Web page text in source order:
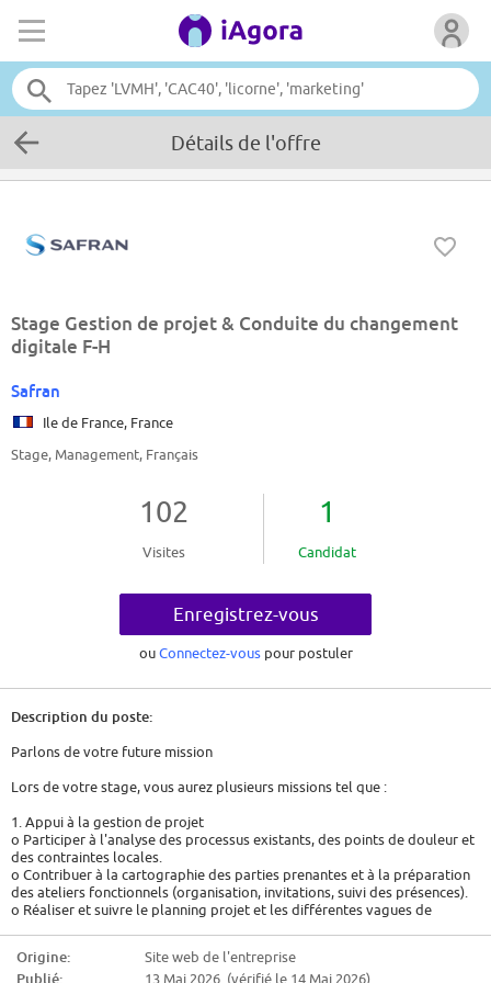
Détails de l'offre
Stage Gestion de projet & Conduite du changement
digitale F-H
Safran
Ile de France, France
Stage, Management, Français
102
Visites
1
Candidat
Enregistrez-vous
ouConnectez-vous pour postuler
Description du poste:
Parlons de votre future mission
Lors de votre stage, vous aurez plusieurs missions tel que :
1. Appui à la gestion de projet
o Participer à l'analyse des processus existants, des points de douleur et
des contraintes locales.
o Contribuer à la cartographie des parties prenantes et à la préparation
des ateliers fonctionnels (organisation, invitations, suivi des présences).
o Réaliser et suivre le planning projet et les différentes vagues de
2. Support à la conduite du changement
Origine:
Site web de l'entreprise
Publié:
13 Mai 2026 (vérifié le 14 Mai 2026)